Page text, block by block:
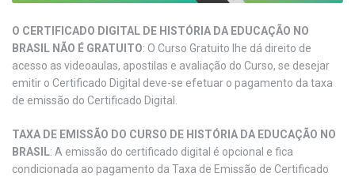
O CERTIFICADO DIGITAL DE HISTÓRIA DA EDUCAÇÃO NO
BRASIL NÃO É GRATUITO: O Curso Gratuito lhe dá direito de
acesso as videoaulas, apostilas e avaliação do Curso, se desejar
emitir o Certificado Digital deve-se efetuar o pagamento da taxa
de emissão do Certificado Digital.
TAXA DE EMISSÃO DO CURSO DE HISTÓRIA DA EDUCAÇÃO NO
BRASIL: A emissão do certificado digital é opcional e fica
condicionada ao pagamento da Taxa de Emissão de Certificado